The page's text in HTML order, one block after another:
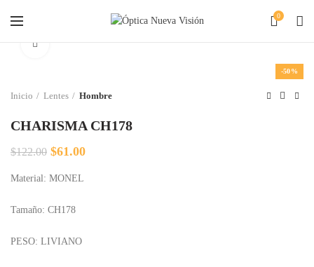
0
-50%
Inicio Lentes Hombre
CHARISMA CH178
$122.00 El
original
$122.00.
$61.00El
Material: MONEL
Tamaño: CH178
PESO: LIVIANO